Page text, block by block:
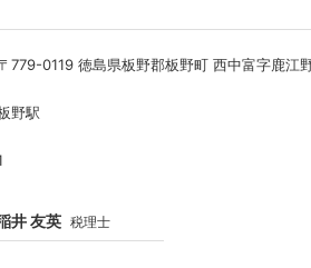
779-0119 徳島県板野郡板野町 西中富字鹿江
野駅
井 友英 税理士